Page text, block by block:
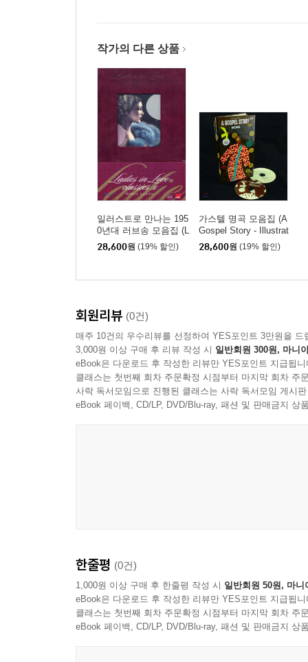
작가의 다른 상품
일러스트로 만나는 195
0년대 러브송 모음집 (L
adies in Love Classees
X Illustrated by Mirka L
28,600원 (19% 할인)
가스텔 명곡 모음집 (A
Gospel Story - Illustrat
ed by Wozniak 워즈니
악)
28,600원 (19% 할인)
회원리뷰 (0건)
매주 10건의 우수리뷰를 선정하여 YES포인트 3만원을 드
3,000원 이상 구매 후 리뷰 작성 시 일반회원 300원, 마니
eBook은 다운로드 후 작성한 리뷰만 YES포인트 지급됩니
클래스는 첫번째 회차 주문확정 시점부터 마지막 회차 주
사락 독서모임으로 진행된 클래스는 사락 독서모임 게시
eBook 페이백, CD/LP, DVD/Blu-ray, 패션 및 판매금지 상
한줄평 (0건)
1,000원 이상 구매 후 한줄평 작성 시 일반회원 50원, 마니
eBook은 다운로드 후 작성한 리뷰만 YES포인트 지급됩니
클래스는 첫번째 회차 주문확정 시점부터 마지막 회차 주
eBook 페이백, CD/LP, DVD/Blu-ray, 패션 및 판매금지 상